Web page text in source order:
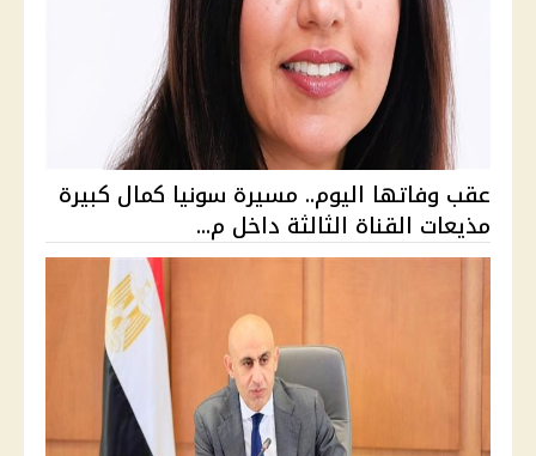
عقب وفاتها اليوم.. مسيرة سونيا كمال كبيرة
مذيعات القناة الثالثة داخل م...